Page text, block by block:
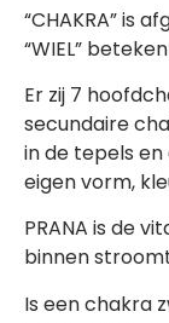
“CHAKRA” is
“WIEL”
Er zij 7
secundaire
in de tepels
eigen vorm,
PRANA is de
binnen
Is een chakra